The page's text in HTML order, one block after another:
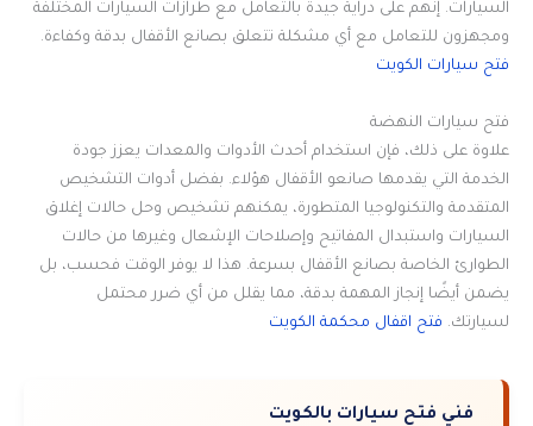
السيارات. إنهم على دراية جيدة بالتعامل مع طرازات السيارات المختلفة
ومجهزون للتعامل مع أي مشكلة تتعلق بصانع الأقفال بدقة وكفاءة.
فتح سيارات الكويت
فتح سيارات النهضة
علاوة على ذلك، فإن استخدام أحدث الأدوات والمعدات يعزز جودة
الخدمة التي يقدمها صانعو الأقفال هؤلاء. بفضل أدوات التشخيص
المتقدمة والتكنولوجيا المتطورة، يمكنهم تشخيص وحل حالات إغلاق
السيارات واستبدال المفاتيح وإصلاحات الإشعال وغيرها من حالات
الطوارئ الخاصة بصانع الأقفال بسرعة. هذا لا يوفر الوقت فحسب، بل
يضمن أيضًا إنجاز المهمة بدقة، مما يقلل من أي ضرر محتمل
لسيارتك. فتح اقفال محكمة الكويت
فني فتح سيارات بالكويت